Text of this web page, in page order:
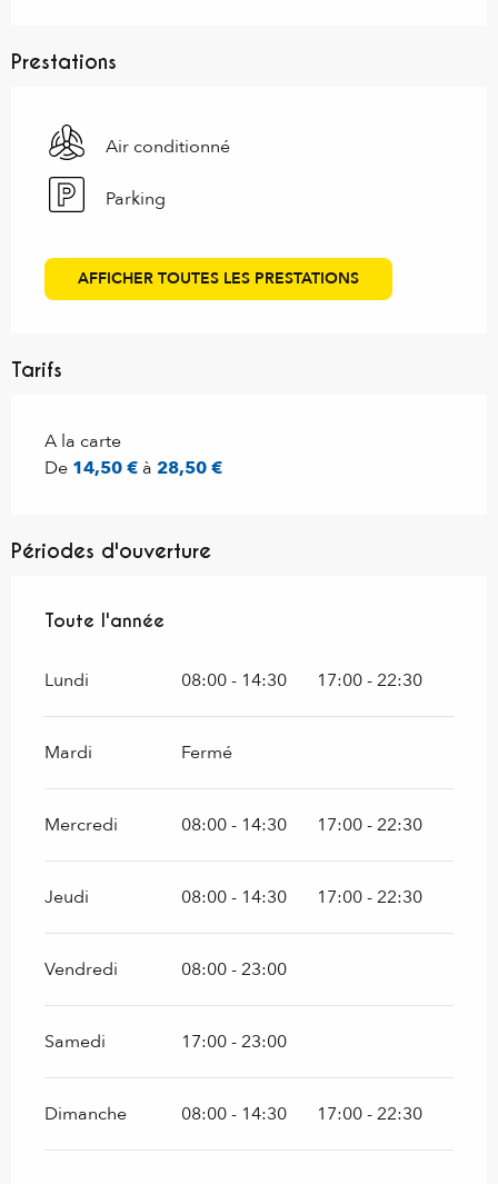
Prestations
Air conditionné
Parking
AFFICHER TOUTES LES PRESTATIONS
Tarifs
Tarifs 2026
A la carte
De 14,50 € à 28,50 €
Périodes d'ouverture
Toute l'année
Toute l'année
Lundi 08:00 - 14:30 17:00 - 22:30
Mardi Fermé
Mercredi 08:00 - 14:30 17:00 - 22:30
Jeudi 08:00 - 14:30 17:00 - 22:30
Vendredi 08:00 - 23:00
Samedi 17:00 - 23:00
Dimanche 08:00 - 14:30 17:00 - 22:30